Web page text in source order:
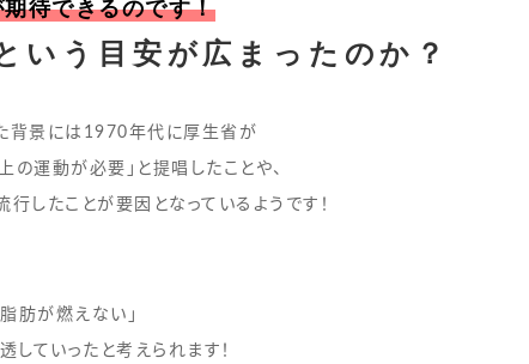
待できるのです！
いう目安が広まったのか？
背景には1970年代に厚生省が
運動が必要」と提唱したことや、
したことが要因となっているようです！
肪が燃えない」
していったと考えられます！